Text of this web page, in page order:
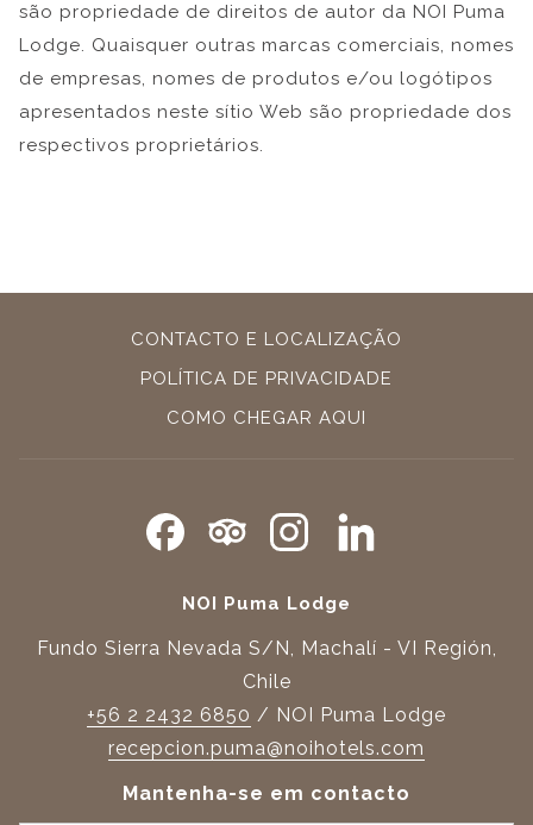
são propriedade de direitos de autor da NOI Puma
Lodge. Quaisquer outras marcas comerciais, nomes
de empresas, nomes de produtos e/ou logótipos
apresentados neste sítio Web são propriedade dos
respectivos proprietários.
CONTACTO E LOCALIZAÇÃO
POLÍTICA DE PRIVACIDADE
COMO CHEGAR AQUI
NOI Puma Lodge
Fundo Sierra Nevada S/N, Machalí - VI Región,
Chile
+56 2 2432 6850 / NOI Puma Lodge
recepcion.puma@noihotels.com
Mantenha-se em contacto